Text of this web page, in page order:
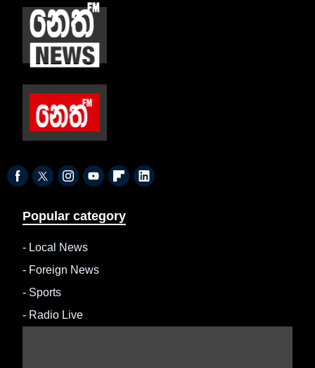
Popular category
- Local News
- Foreign News
- Sports
- Radio Live